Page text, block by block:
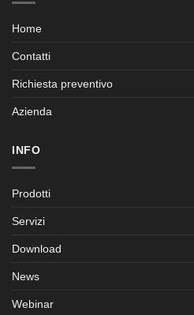
Home
Contatti
Richiesta preventivo
Azienda
INFO
Prodotti
Servizi
Download
News
Webinar